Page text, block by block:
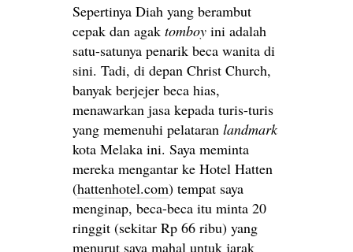
Sepertinya Diah yang berambut
cepak dan agak tomboy ini adalah
satu-satunya penarik beca wanita di
sini. Tadi, di depan Christ Church,
banyak berjejer beca hias,
menawarkan jasa kepada turis-turis
yang memenuhi pelataran landmark
kota Melaka ini. Saya meminta
mereka mengantar ke Hotel Hatten
(hattenhotel.com) tempat saya
menginap, beca-beca itu minta 20
ringgit (sekitar Rp 66 ribu) yang
menurut saya mahal untuk jarak